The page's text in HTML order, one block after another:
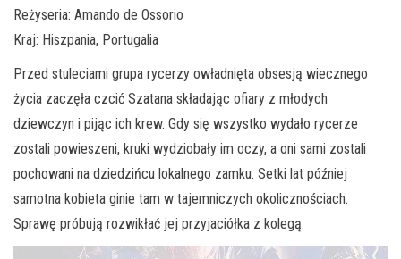
Reżyseria: Amando de Ossorio
Kraj: Hiszpania, Portugalia
Przed stuleciami grupa rycerzy owładnięta obsesją wiecznego
życia zaczęła czcić Szatana składając ofiary z młodych
dziewczyn i pijąc ich krew. Gdy się wszystko wydało rycerze
zostali powieszeni, kruki wydziobały im oczy, a oni sami zostali
pochowani na dziedzińcu lokalnego zamku. Setki lat później
samotna kobieta ginie tam w tajemniczych okolicznościach.
Sprawę próbują rozwikłać jej przyjaciółka z kolegą.